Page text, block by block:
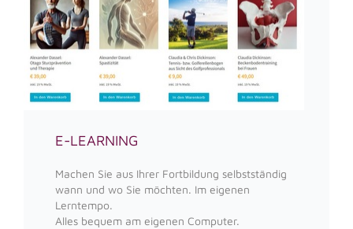
E-LEARNING
Machen Sie aus Ihrer Fortbildung selbstständig
wann und wo Sie möchten. Im eigenen
Lerntempo.
Alles bequem am eigenen Computer.